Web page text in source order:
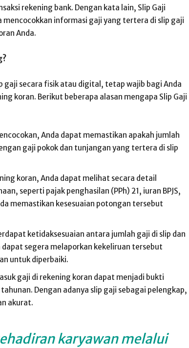
rekening bank. Dengan kata lain, Slip Gaji
informasi gaji yang tertera di slip gaji
Anda.
gaji secara fisik atau digital, tetap wajib bagi Anda
koran. Berikut beberapa alasan mengapa Slip Gaji
Anda dapat memastikan apakah jumlah
gaji pokok dan tunjangan yang tertera di slip
koran, Anda dapat melihat secara detail
seperti pajak penghasilan (PPh) 21, iuran BPJS,
memastikan kesesuaian potongan tersebut
ketidaksesuaian antara jumlah gaji di slip dan
segera melaporkan kekeliruan tersebut
untuk diperbaiki.
gaji di rekening koran dapat menjadi bukti
Dengan adanya slip gaji sebagai pelengkap,
akurat.
karyawan melalui